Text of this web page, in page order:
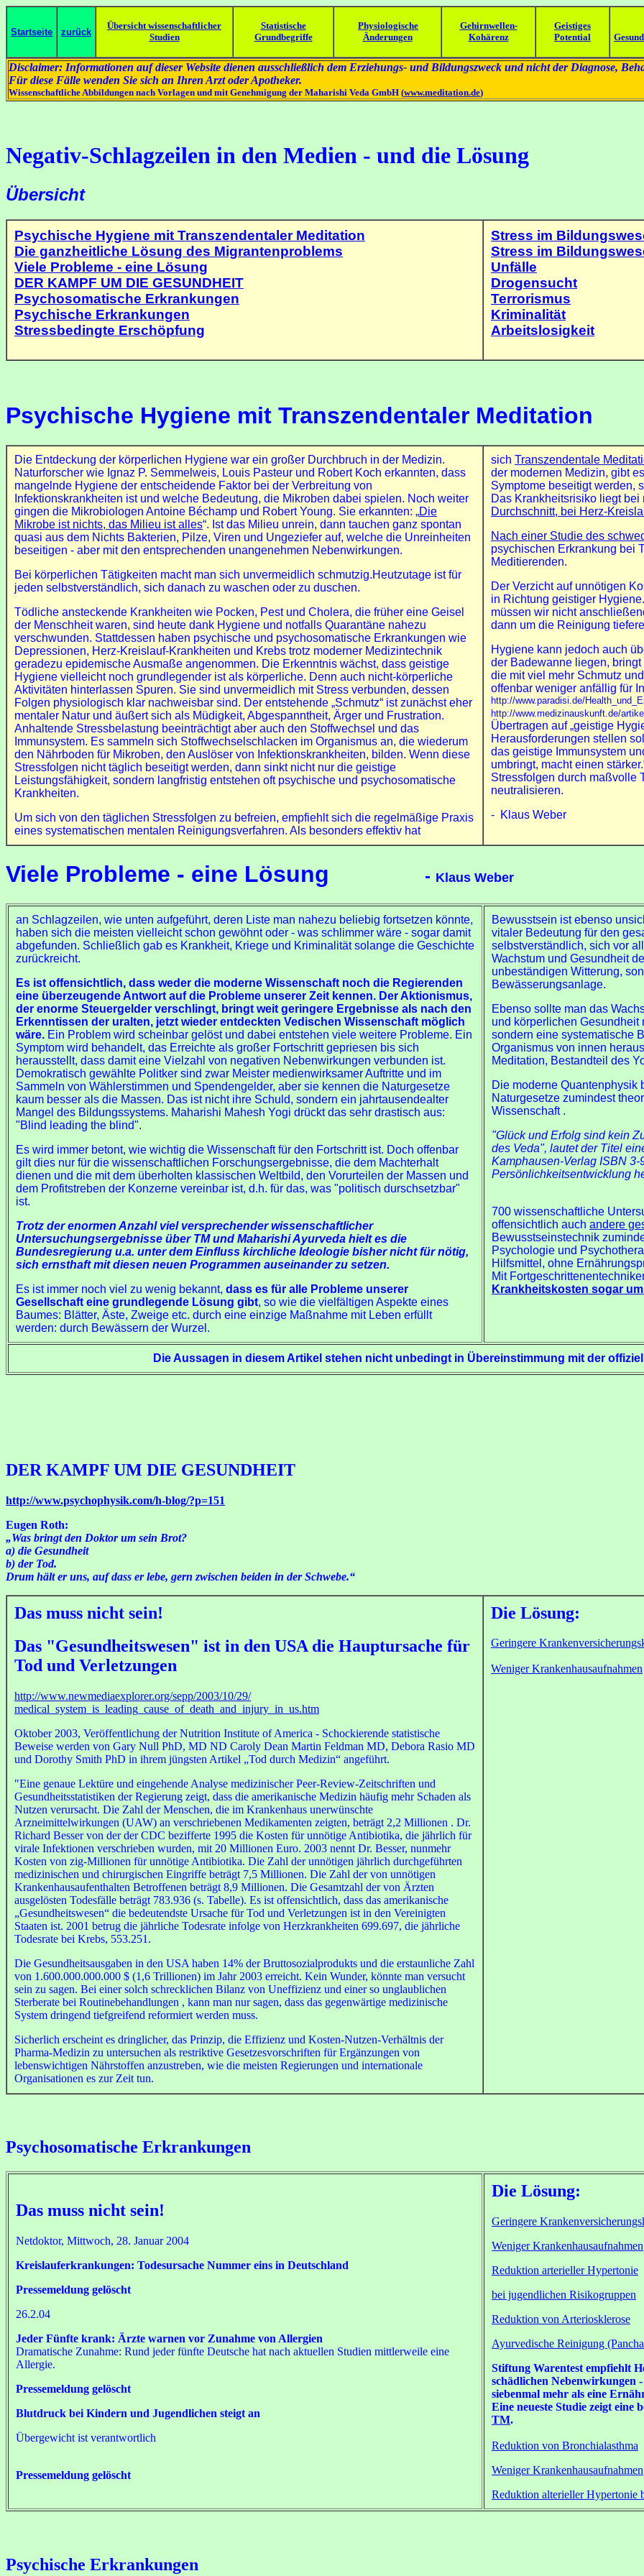
Startseite zurück
Übersicht wissenschaftlicher
Studien
Statistische
Grundbegriffe
Physiologische
Änderungen
Gehirnwellen-
Kohärenz
Geistiges
Potential
Disclaimer: Informationen auf dieser Website dienen ausschließlich dem Erziehungs- und Bildungszweck und nicht der Diagnose,
Für diese Fälle wenden Sie sich an Ihren Arzt oder Apotheker.
Wissenschaftliche Abbildungen nach Vorlagen und mit Genehmigung der Maharishi Veda GmbH (www.meditation.de)
Negativ-Schlagzeilen in den Medien - und die Lösung
Übersicht
Psychische Hygiene mit Transzendentaler Meditation
Die ganzheitliche Lösung des Migrantenproblems
Viele Probleme - eine Lösung
DER KAMPF UM DIE GESUNDHEIT
Psychosomatische Erkrankungen
Psychische Erkrankungen
Stressbedingte Erschöpfung
Stress im
Stress im
Unfälle
Drogensucht
Terrorismus
Kriminalität
Arbeitslosigkeit
Psychische Hygiene mit Transzendentaler Meditation
Die Entdeckung der körperlichen Hygiene war ein großer Durchbruch in der Medizin.
Naturforscher wie Ignaz P. Semmelweis, Louis Pasteur und Robert Koch erkannten, dass
mangelnde Hygiene der entscheidende Faktor bei der Verbreitung von
Infektionskrankheiten ist und welche Bedeutung, die Mikroben dabei spielen. Noch weiter
gingen die Mikrobiologen Antoine Béchamp und Robert Young. Sie erkannten: „Die
Mikrobe ist nichts, das Milieu ist alles“. Ist das Milieu unrein, dann tauchen ganz spontan
quasi aus dem Nichts Bakterien, Pilze, Viren und Ungeziefer auf, welche die Unreinheiten
beseitigen - aber mit den entsprechenden unangenehmen Nebenwirkungen.
Bei körperlichen Tätigkeiten macht man sich unvermeidlich schmutzig.Heutzutage ist für
jeden selbstverständlich, sich danach zu waschen oder zu duschen.
Tödliche ansteckende Krankheiten wie Pocken, Pest und Cholera, die früher eine Geisel
der Menschheit waren, sind heute dank Hygiene und notfalls Quarantäne nahezu
verschwunden. Stattdessen haben psychische und psychosomatische Erkrankungen wie
Depressionen, Herz-Kreislauf-Krankheiten und Krebs trotz moderner Medizintechnik
geradezu epidemische Ausmaße angenommen. Die Erkenntnis wächst, dass geistige
Hygiene vielleicht noch grundlegender ist als körperliche. Denn auch nicht-körperliche
Aktivitäten hinterlassen Spuren. Sie sind unvermeidlich mit Stress verbunden, dessen
Folgen physiologisch klar nachweisbar sind. Der entstehende „Schmutz“ ist zunächst eher
mentaler Natur und äußert sich als Müdigkeit, Abgespanntheit, Ärger und Frustration.
Anhaltende Stressbelastung beeinträchtigt aber auch den Stoffwechsel und das
Immunsystem. Es sammeln sich Stoffwechselschlacken im Organismus an, die wiederum
den Nährboden für Mikroben, den Auslöser von Infektionskrankheiten, bilden. Wenn diese
Stressfolgen nicht täglich beseitigt werden, dann sinkt nicht nur die geistige
Leistungsfähigkeit, sondern langfristig entstehen oft psychische und psychosomatische
Krankheiten.
Um sich von den täglichen Stressfolgen zu befreien, empfiehlt sich die regelmäßige Praxis
eines systematischen mentalen Reinigungsverfahren. Als besonders effektiv hat
sich Transzendentale
der modernen Medizin, gibt
Symptome beseitigt werden,
Das Krankheitsrisiko liegt
Durchschnitt, bei Herz-
Nach einer Studie des
psychischen Erkrankung bei
Meditierenden.
Der Verzicht auf unnötigen
in Richtung geistiger
müssen wir nicht
dann um die Reinigung
Hygiene kann jedoch auch
der Badewanne liegen,
die mit viel mehr Schmutz
offenbar weniger anfällig für
http://www.paradisi.de/
http://www.medizinauskunft.de/
Übertragen auf „geistige
Herausforderungen stellen
das geistige Immunsystem
umbringt, macht einen
Stressfolgen durch maßvolle
neutralisieren.
- Klaus Weber
Viele Probleme - eine Lösung - Klaus Weber
an Schlagzeilen, wie unten aufgeführt, deren Liste man nahezu beliebig fortsetzen könnte,
haben sich die meisten vielleicht schon gewöhnt oder - was schlimmer wäre - sogar damit
abgefunden. Schließlich gab es Krankheit, Kriege und Kriminalität solange die Geschichte
zurückreicht.
Es ist offensichtlich, dass weder die moderne Wissenschaft noch die Regierenden
eine überzeugende Antwort auf die Probleme unserer Zeit kennen. Der Aktionismus,
der enorme Steuergelder verschlingt, bringt weit geringere Ergebnisse als nach den
Erkenntissen der uralten, jetzt wieder entdeckten Vedischen Wissenschaft möglich
wäre. Ein Problem wird scheinbar gelöst und dabei entstehen viele weitere Probleme. Ein
Symptom wird behandelt, das Erreichte als großer Fortschritt gepriesen bis sich
herausstellt, dass damit eine Vielzahl von negativen Nebenwirkungen verbunden ist.
Demokratisch gewählte Politker sind zwar Meister medienwirksamer Auftritte und im
Sammeln von Wählerstimmen und Spendengelder, aber sie kennen die Naturgesetze
kaum besser als die Massen. Das ist nicht ihre Schuld, sondern ein jahrtausendealter
Mangel des Bildungssystems. Maharishi Mahesh Yogi drückt das sehr drastisch aus:
"Blind leading the blind".
Es wird immer betont, wie wichtig die Wissenschaft für den Fortschritt ist. Doch offenbar
gilt dies nur für die wissenschaftlichen Forschungsergebnisse, die dem Machterhalt
dienen und die mit dem überholten klassischen Weltbild, den Vorurteilen der Massen und
dem Profitstreben der Konzerne vereinbar ist, d.h. für das, was "politisch durschsetzbar"
ist.
Trotz der enormen Anzahl viel versprechender wissenschaftlicher
Untersuchungsergebnisse über TM und Maharishi Ayurveda hielt es die
Bundesregierung u.a. unter dem Einfluss kirchliche Ideologie bisher nicht für nötig,
sich ernsthaft mit diesen neuen Programmen auseinander zu setzen.
Es ist immer noch viel zu wenig bekannt, dass es für alle Probleme unserer
Gesellschaft eine grundlegende Lösung gibt, so wie die vielfältigen Aspekte eines
Baumes: Blätter, Äste, Zweige etc. durch eine einzige Maßnahme mit Leben erfüllt
werden: durch Bewässern der Wurzel.
Bewusstsein ist ebenso
vitaler Bedeutung für den
selbstverständlich, sich vor
Wachstum und Gesundheit
unbeständigen Witterung,
Bewässerungsanlage.
Ebenso sollte man das
und körperlichen
sondern eine systematische
Organismus von innen
Meditation, Bestandteil des
Die moderne Quantenphysik
Naturgesetze zumindest
Wissenschaft .
"Glück und Erfolg sind kein
des Veda", lautet der Titel
Kamphausen-Verlag ISBN
Persönlichkeitsentwicklung
700 wissenschaftliche
offensichtlich auch andere
Bewusstseinstechnik
Psychologie und
Hilfsmittel, ohne
Mit
Krankheitskosten sogar
Die Aussagen in diesem Artikel stehen nicht unbedingt in Übereinstimmung mit der
DER KAMPF UM DIE GESUNDHEIT
http://www.psychophysik.com/h-blog/?p=151
Eugen Roth:
„Was bringt den Doktor um sein Brot?
a) die Gesundheit
b) der Tod.
Drum hält er uns, auf dass er lebe, gern zwischen beiden in der Schwebe.“
Das muss nicht sein!
Das "Gesundheitswesen" ist in den USA die Hauptursache für
Tod und Verletzungen
http://www.newmediaexplorer.org/sepp/2003/10/29/
medical_system_is_leading_cause_of_death_and_injury_in_us.htm
Oktober 2003, Veröffentlichung der Nutrition Institute of America - Schockierende statistische
Beweise werden von Gary Null PhD, MD ND Caroly Dean Martin Feldman MD, Debora Rasio MD
und Dorothy Smith PhD in ihrem jüngsten Artikel „Tod durch Medizin“ angeführt.
"Eine genaue Lektüre und eingehende Analyse medizinischer Peer-Review-Zeitschriften und
Gesundheitsstatistiken der Regierung zeigt, dass die amerikanische Medizin häufig mehr Schaden als
Nutzen verursacht. Die Zahl der Menschen, die im Krankenhaus unerwünschte
Arzneimittelwirkungen (UAW) an verschriebenen Medikamenten zeigten, beträgt 2,2 Millionen . Dr.
Richard Besser von der der CDC bezifferte 1995 die Kosten für unnötige Antibiotika, die jährlich für
virale Infektionen verschrieben wurden, mit 20 Millionen Euro. 2003 nennt Dr. Besser, nunmehr
Kosten von zig-Millionen für unnötige Antibiotika. Die Zahl der unnötigen jährlich durchgeführten
medizinischen und chirurgischen Eingriffe beträgt 7,5 Millionen. Die Zahl der von unnötigen
Krankenhausaufenthalten Betroffenen beträgt 8,9 Millionen. Die Gesamtzahl der von Ärzten
ausgelösten Todesfälle beträgt 783.936 (s. Tabelle). Es ist offensichtlich, dass das amerikanische
„Gesundheitswesen“ die bedeutendste Ursache für Tod und Verletzungen ist in den Vereinigten
Staaten ist. 2001 betrug die jährliche Todesrate infolge von Herzkrankheiten 699.697, die jährliche
Todesrate bei Krebs, 553.251.
Die Gesundheitsausgaben in den USA haben 14% der Bruttosozialprodukts und die erstaunliche Zahl
von 1.600.000.000.000 $ (1,6 Trillionen) im Jahr 2003 erreicht. Kein Wunder, könnte man versucht
sein zu sagen. Bei einer solch schrecklichen Bilanz von Uneffizienz und einer so unglaublichen
Sterberate bei Routinebehandlungen , kann man nur sagen, dass das gegenwärtige medizinische
System dringend tiefgreifend reformiert werden muss.
Sicherlich erscheint es dringlicher, das Prinzip, die Effizienz und Kosten-Nutzen-Verhältnis der
Pharma-Medizin zu untersuchen als restriktive Gesetzesvorschriften für Ergänzungen von
lebenswichtigen Nährstoffen anzustreben, wie die meisten Regierungen und internationale
Organisationen es zur Zeit tun.
Die Lösung:
Geringere
Weniger Krankenhausaufnahmen
Psychosomatische Erkrankungen
Das muss nicht sein!
Netdoktor, Mittwoch, 28. Januar 2004
Kreislauferkrankungen: Todesursache Nummer eins in Deutschland
Pressemeldung gelöscht
26.2.04
Jeder Fünfte krank: Ärzte warnen vor Zunahme von Allergien
Dramatische Zunahme: Rund jeder fünfte Deutsche hat nach aktuellen Studien mittlerweile eine
Allergie.
Pressemeldung gelöscht
Blutdruck bei Kindern und Jugendlichen steigt an
Übergewicht ist verantwortlich
Pressemeldung gelöscht
Die Lösung:
Geringere
Weniger Krankenhausaufnahmen
Reduktion arterieller Hypertonie
bei jugendlichen Risikogruppen
Reduktion von Arteriosklerose
Ayurvedische Reinigung
Stiftung Warentest empfiehlt
schädlichen Nebenwirkungen
siebenmal mehr als eine
Eine neueste Studie zeigt
TM.
Reduktion von Bronchialasthma
Weniger Krankenhausaufnahmen
Reduktion alterieller Hypertonie
Psychische Erkrankungen